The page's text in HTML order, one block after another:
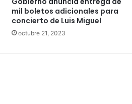
mil boletos adicionales para
concierto de Luis Miguel
octubre 21, 2023